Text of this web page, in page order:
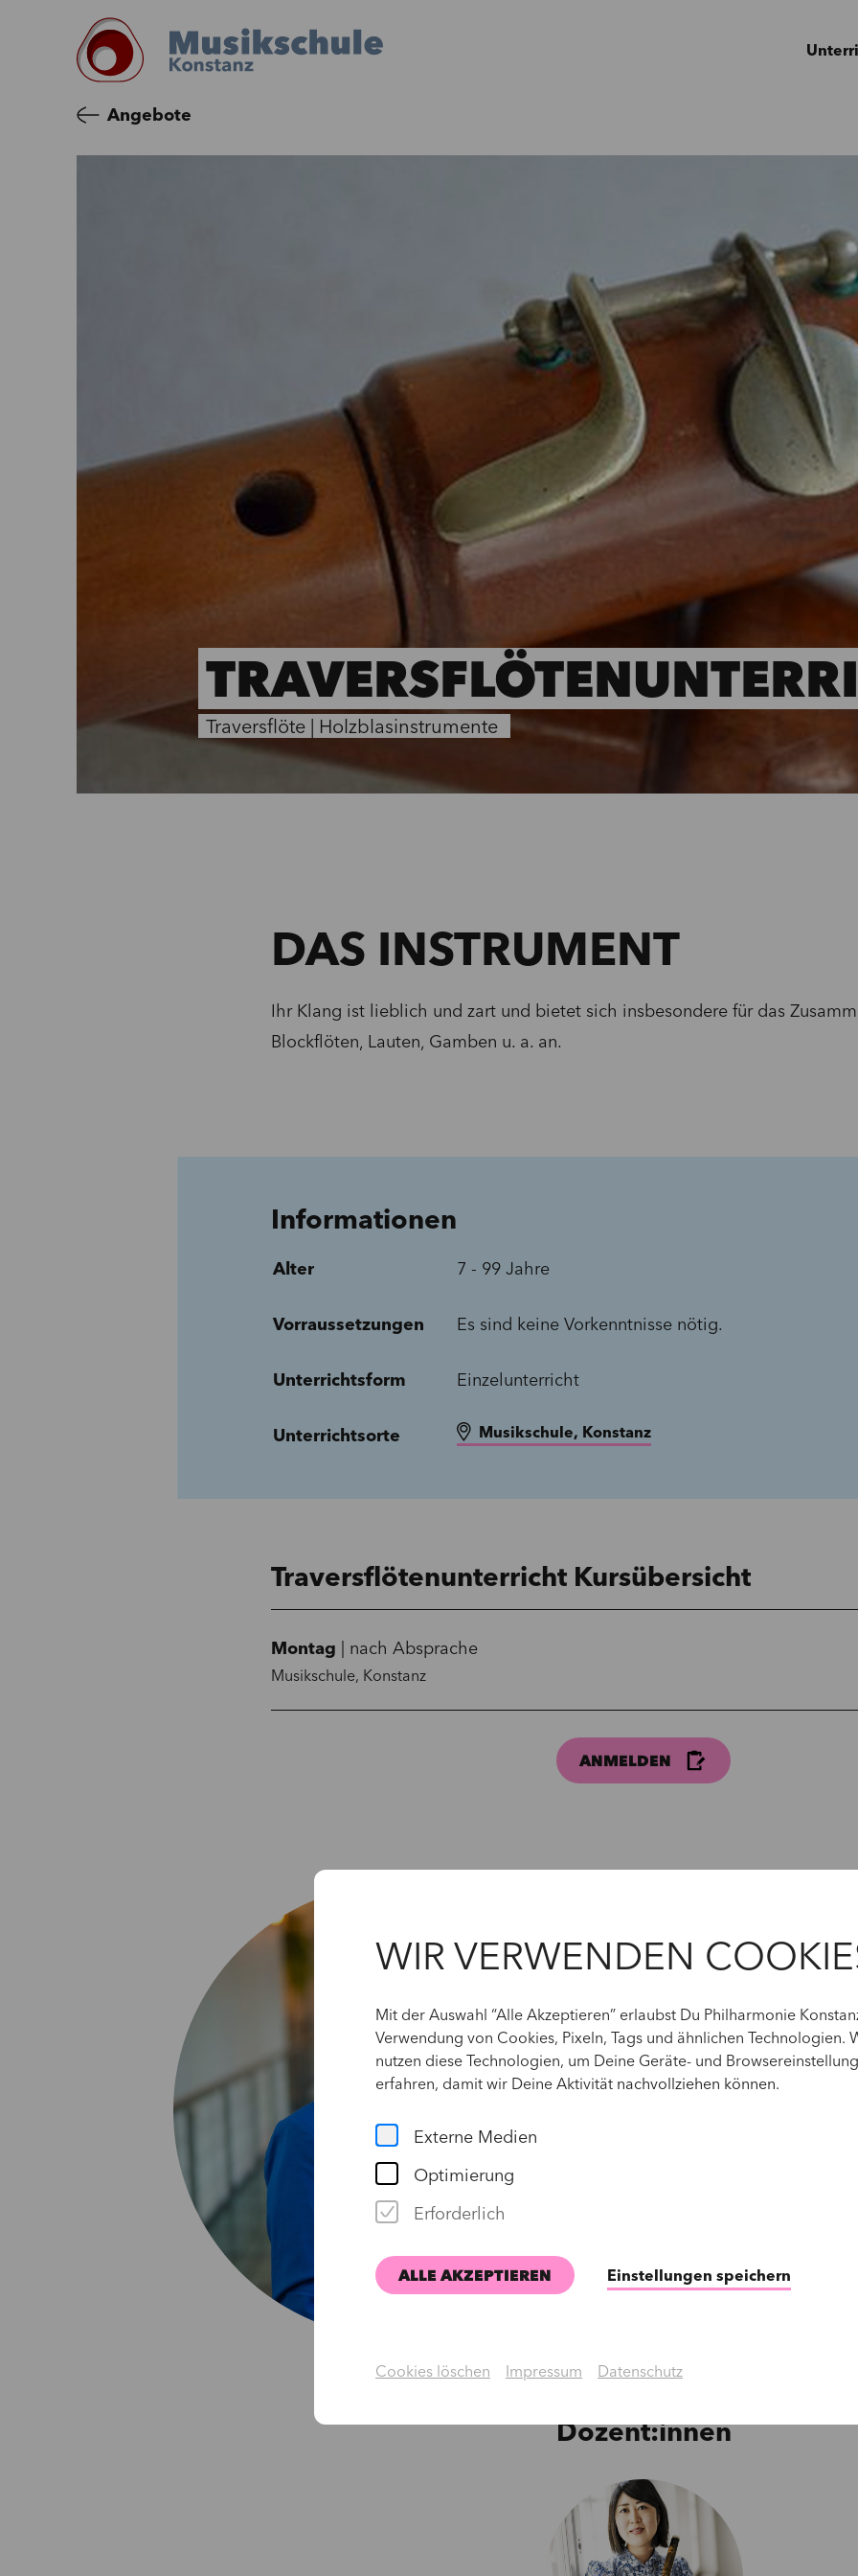
WIR VERWENDEN
Mit der Auswahl “Alle Akzeptieren” erlaubst Du Philharmonie
Verwendung von Cookies, Pixeln, Tags und ähnlichen Technologien.
nutzen diese Technologien, um Deine Geräte- und
erfahren, damit wir Deine Aktivität nachvollziehen können.
Externe Medien
Optimierung
Erforderlich
ALLE AKZEPTIEREN Einstellungen speichern
Cookies löschen Impressum Datenschutz
Angebote
Traversflöte | Holzblasinstrumente
DAS INSTRUMENT
Ihr Klang ist lieblich und zart und bietet sich insbesondere für das
Blockflöten, Lauten, Gamben u. a. an.
Informationen
Alter 7 - 99 Jahre
Vorraussetzungen Es sind keine Vorkenntnisse nötig.
Unterrichtsform Einzelunterricht
Unterrichtsorte Musikschule, Konstanz
Traversflötenunterricht Kursübersicht
Montag | nach Absprache
Musikschule, Konstanz
ANMELDEN
Kontakt
Bei offenen
Sie bitte
Dozent:innen